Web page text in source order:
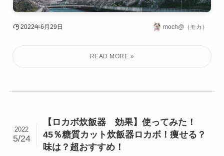
2022年6月29日 moch@（モカ）
【ロカボ炊飯器 効果】使ってみた！
45％糖質カット炊飯器ロカボ！痩せる？
味は？超おすすめ！
2022
5/24